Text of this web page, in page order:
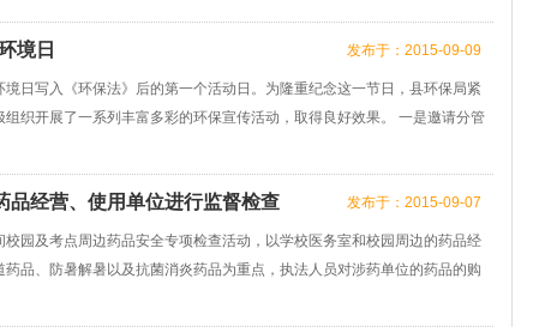
境日 发布于：2015-09-09
日写入《环保法》后的第一个活动日。为隆重纪念这一节日，县环保局紧
织开展了一系列丰富多彩的环保宣传活动，取得良好效果。 一是邀请分管
品经营、使用单位进行监督检查 发布于：2015-09-07
园及考点周边药品安全专项检查活动，以学校医务室和校园周边的药品经
品、防暑解暑以及抗菌消炎药品为重点，执法人员对涉药单位的药品的购